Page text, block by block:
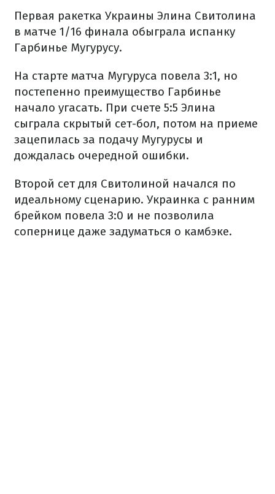
Первая ракетка Украины Элина Свитолина
в матче 1/16 финала обыграла испанку
Гарбинье Мугурусу.
На старте матча Мугуруса повела 3:1, но
постепенно преимущество Гарбинье
начало угасать. При счете 5:5 Элина
сыграла скрытый сет-бол, потом на приеме
зацепилась за подачу Мугурусы и
дождалась очередной ошибки.
Второй сет для Свитолиной начался по
идеальному сценарию. Украинка с ранним
брейком повела 3:0 и не позволила
сопернице даже задуматься о камбэке.